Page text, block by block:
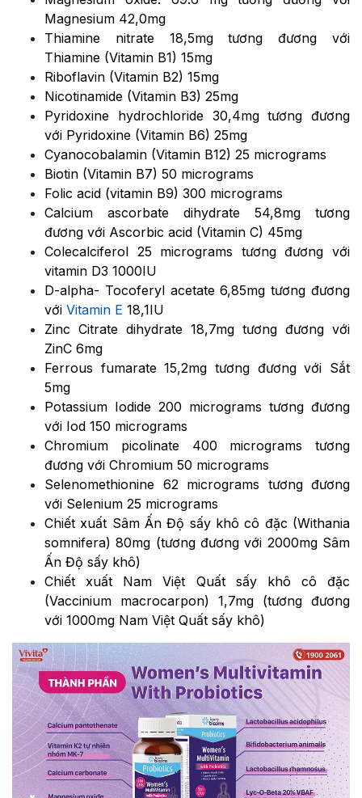
Magnesium 42,0mg
Thiamine nitrate 18,5mg tương đương với
Thiamine (Vitamin B1) 15mg
Riboflavin (Vitamin B2) 15mg
Nicotinamide (Vitamin B3) 25mg
Pyridoxine hydrochloride 30,4mg tương đương
với Pyridoxine (Vitamin B6) 25mg
Cyanocobalamin (Vitamin B12) 25 micrograms
Biotin (Vitamin B7) 50 micrograms
Folic acid (vitamin B9) 300 micrograms
Calcium ascorbate dihydrate 54,8mg tương
đương với Ascorbic acid (Vitamin C) 45mg
Colecalciferol 25 micrograms tương đương với
vitamin D3 1000IU
D-alpha- Tocoferyl acetate 6,85mg tương đương
với Vitamin E 18,1IU
Zinc Citrate dihydrate 18,7mg tương đương với
ZinC 6mg
Ferrous fumarate 15,2mg tương đương với Sắt
5mg
Potassium Iodide 200 micrograms tương đương
với Iod 150 micrograms
Chromium picolinate 400 micrograms tương
đương với Chromium 50 micrograms
Selenomethionine 62 micrograms tương đương
với Selenium 25 micrograms
Chiết xuất Sâm Ấn Độ sấy khô cô đặc (Withania
somnifera) 80mg (tương đương với 2000mg Sâm
Ấn Độ sấy khô)
Chiết xuất Nam Việt Quất sấy khô cô đặc
(Vaccinium macrocarpon) 1,7mg (tương đương
với 1000mg Nam Việt Quất sấy khô)